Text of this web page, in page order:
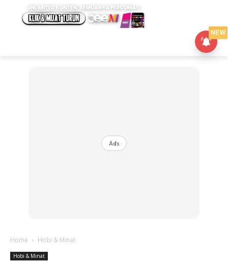
Ads
Home Hobi & Minat
Hobi & Minat
NEW